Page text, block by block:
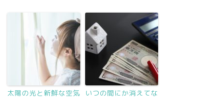
太陽の光と新鮮な空気
いつの間にか消えてな